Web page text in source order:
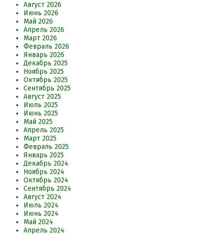
Август 2026
Июнь 2026
Май 2026
Апрель 2026
Март 2026
Февраль 2026
Январь 2026
Декабрь 2025
Ноябрь 2025
Октябрь 2025
Сентябрь 2025
Август 2025
Июль 2025
Июнь 2025
Май 2025
Апрель 2025
Март 2025
Февраль 2025
Январь 2025
Декабрь 2024
Ноябрь 2024
Октябрь 2024
Сентябрь 2024
Август 2024
Июль 2024
Июнь 2024
Май 2024
Апрель 2024